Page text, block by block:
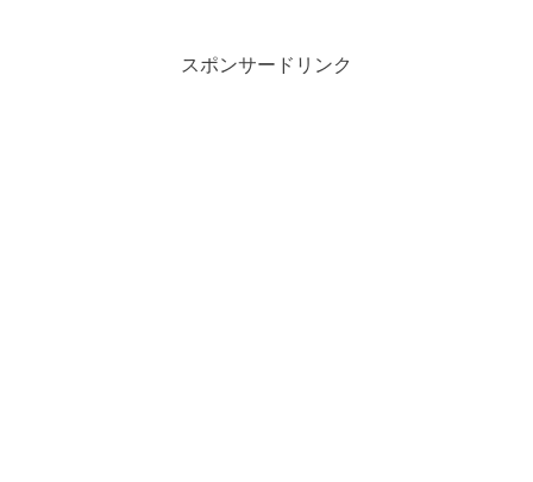
スポンサードリンク